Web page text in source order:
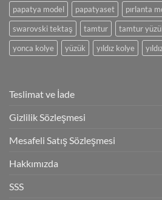
papatya model
papatyaset pırlanta
swarovski tektaş
tamtur tamtur
yonca kolye
yüzük yıldız kolye
Teslimat ve İade
Gizlilik Sözleşmesi
Mesafeli Satış Sözleşmesi
Hakkımızda
SSS